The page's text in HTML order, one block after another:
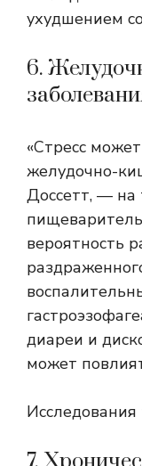
ухудшением
6.
«Стресс
желудочно-
Доссетт, — на
вероятность
диареи и
может